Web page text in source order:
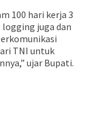
100 hari kerja 3
juga dan
TNI untuk
ujar Bupati.